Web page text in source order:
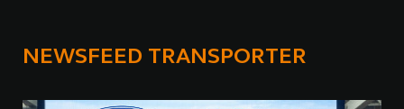
NEWSFEED TRANSPORTER